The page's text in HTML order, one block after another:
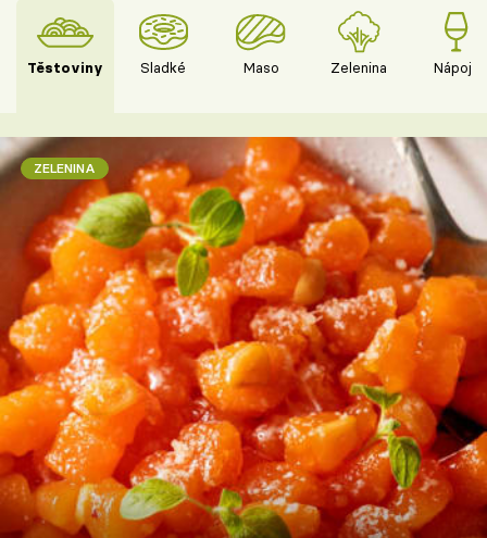
Těstoviny Sladké Maso Zelenina Nápoje
ZELENINA